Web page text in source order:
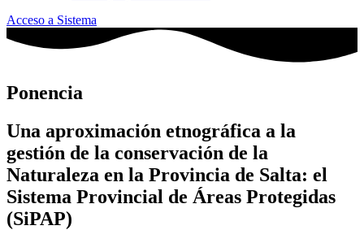
Acceso a Sistema
Ponencia
Una aproximación etnográfica a la
gestión de la conservación de la
Naturaleza en la Provincia de Salta: el
Sistema Provincial de Áreas Protegidas
(SiPAP)